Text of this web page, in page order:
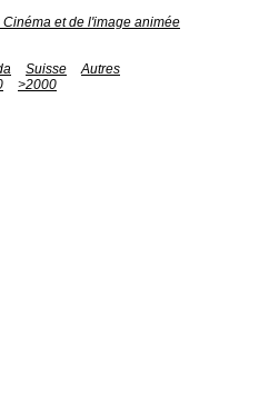
et de l'image animée
Suisse
Autres
>2000